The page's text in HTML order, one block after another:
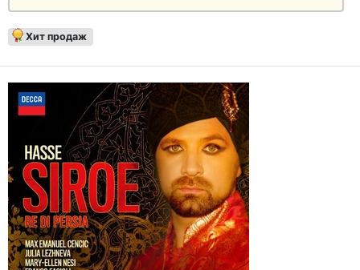
Хит продаж